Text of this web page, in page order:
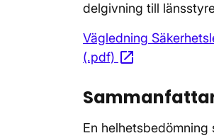
delgivning till
Vägledning
(.pdf) open_in_new
En